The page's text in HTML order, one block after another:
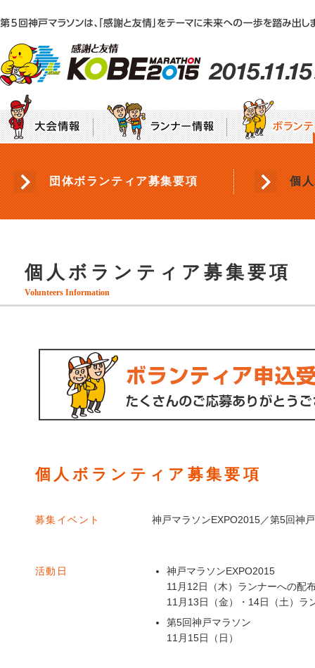
大会テーマ 大会要項
プロパティ（シンボルマーク・ロゴタイプ等）
交通規制のお知らせ 選手・ゲスト
エントリー
募集要項
エントリー・申込方法のご案内
年代別チャレンジ枠
神戸マラソン初出場枠
集
〜
ラ
ランナーズインフォメーション
神戸マラソン5つのマナー もしもの時の雨天に備えて
団体ボランティア募集要項 個
神戸マラソンEXPO2015「感謝と友情ステー
みんなで咲かせる“感謝と友情”のひまわり
個人ボランティア募集要項
Volunteers Information
個人ボランティア募集要項
募集イベント 神戸マラソンEXPO2015／第5回神
活動日
神戸マラソンEXPO2015
11月12日（木）ランナーへの配
11月13日（金）・14日（土）ラ
第5回神戸マラソン
11月15日（日）